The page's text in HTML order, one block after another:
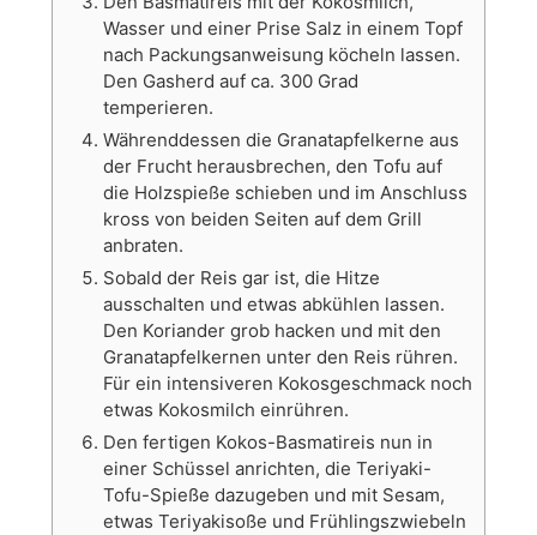
Wasser und einer Prise Salz in einem Topf
nach Packungsanweisung köcheln lassen.
Den Gasherd auf ca. 300 Grad
temperieren.
Währenddessen die Granatapfelkerne aus
der Frucht herausbrechen, den Tofu auf
die Holzspieße schieben und im Anschluss
kross von beiden Seiten auf dem Grill
anbraten.
Sobald der Reis gar ist, die Hitze
ausschalten und etwas abkühlen lassen.
Den Koriander grob hacken und mit den
Granatapfelkernen unter den Reis rühren.
Für ein intensiveren Kokosgeschmack noch
etwas Kokosmilch einrühren.
Den fertigen Kokos-Basmatireis nun in
einer Schüssel anrichten, die Teriyaki-
Tofu-Spieße dazugeben und mit Sesam,
etwas Teriyakisoße und Frühlingszwiebeln